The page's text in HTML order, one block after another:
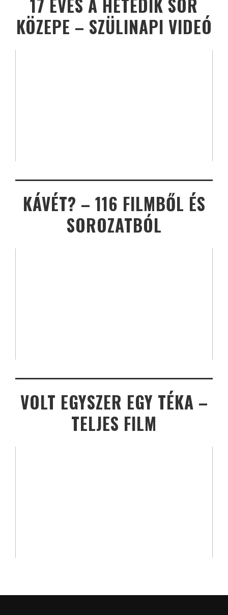
17 ÉVES A HETEDIK SOR
KÖZEPE – SZÜLINAPI VIDEÓ
KÁVÉT? – 116 FILMBŐL ÉS
SOROZATBÓL
VOLT EGYSZER EGY TÉKA –
TELJES FILM